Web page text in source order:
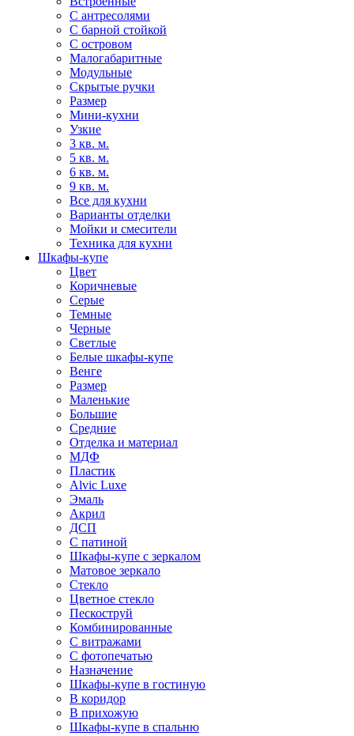
С антресолями
С барной стойкой
С островом
Малогабаритные
Модульные
Скрытые ручки
Размер
Мини-кухни
Узкие
3 кв. м.
5 кв. м.
6 кв. м.
9 кв. м.
Все для кухни
Варианты отделки
Мойки и смесители
Техника для кухни
Шкафы-купе
Цвет
Коричневые
Серые
Темные
Черные
Светлые
Белые шкафы-купе
Венге
Размер
Маленькие
Большие
Средние
Отделка и материал
МДФ
Пластик
Alvic Luxe
Эмаль
Акрил
ДСП
С патиной
Шкафы-купе с зеркалом
Матовое зеркало
Стекло
Цветное стекло
Пескоструй
Комбинированные
С витражами
С фотопечатью
Назначение
Шкафы-купе в гостиную
В коридор
В прихожую
Шкафы-купе в спальню